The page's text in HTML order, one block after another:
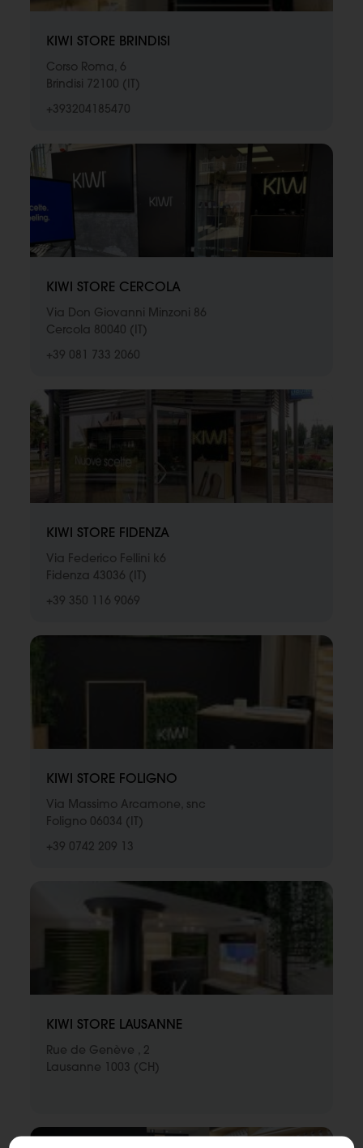
KIWI STORE BRINDISI
Corso Roma, 6
Brindisi 72100 (IT)
+393204185470
KIWI STORE CERCOLA
Via Don Giovanni Minzoni 86
Cercola 80040 (IT)
+39 081 733 2060
KIWI STORE FIDENZA
Via Federico Fellini k6
Fidenza 43036 (IT)
+39 350 116 9069
KIWI STORE FOLIGNO
Via Massimo Arcamone, snc
Foligno 06034 (IT)
+39 0742 209 13
KIWI STORE LAUSANNE
Rue de Genève , 2
Lausanne 1003 (CH)